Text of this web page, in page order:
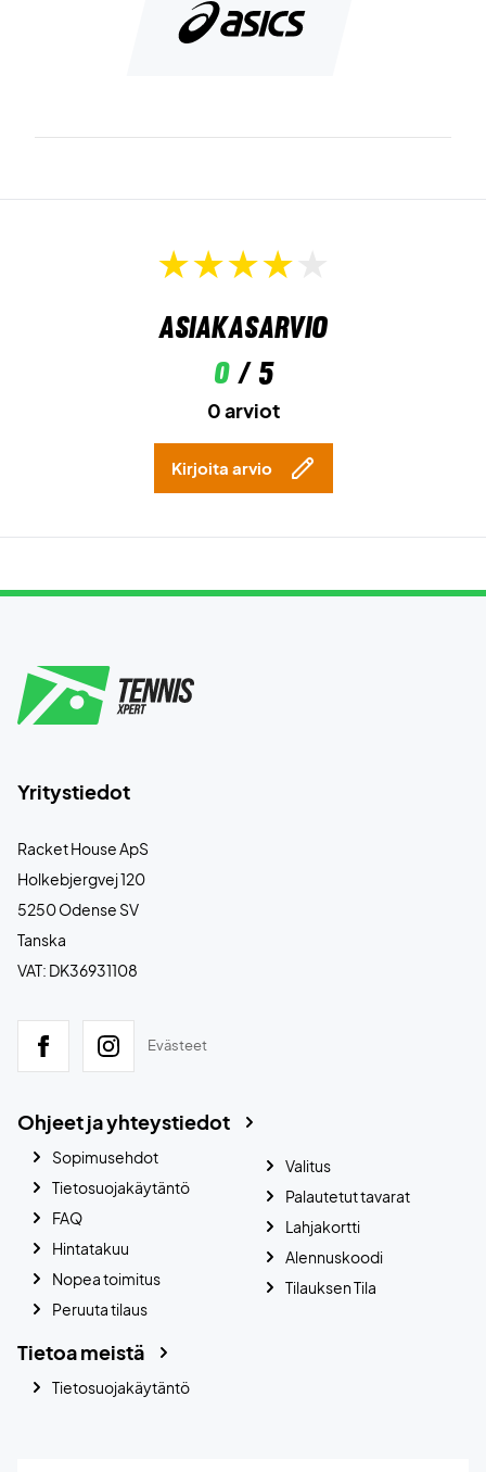
Asiakasarvio
0/ 5
0 arviot
Kirjoita arvio
Yritystiedot
Racket House ApS
Holkebjergvej 120
5250 Odense SV
Tanska
VAT: DK36931108
Evästeet
Ohjeet ja yhteystiedot
Sopimusehdot
Tietosuojakäytäntö
FAQ
Hintatakuu
Nopea toimitus
Peruuta tilaus
Valitus
Palautetut tavarat
Lahjakortti
Alennuskoodi
Tilauksen Tila
Tietoa meistä
Tietosuojakäytäntö